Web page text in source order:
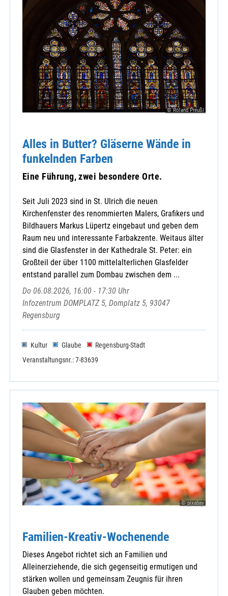
© Roland Preußl
Alles in Butter? Gläserne Wände in
funkelnden Farben
Eine Führung, zwei besondere Orte.
Seit Juli 2023 sind in St. Ulrich die neuen
Kirchenfenster des renommierten Malers, Grafikers und
Bildhauers Markus Lüpertz eingebaut und geben dem
Raum neu und interessante Farbakzente. Weitaus älter
sind die Glasfenster in der Kathedrale St. Peter: ein
Großteil der über 1100 mittelalterlichen Glasfelder
entstand parallel zum Dombau zwischen dem ...
Do 06.08.2026, 16:00 - 17:30 Uhr
Infozentrum DOMPLATZ 5, Domplatz 5, 93047
Regensburg
Kultur Glaube
Regensburg-Stadt
Veranstaltungsnr.: 7-83639
© pixabay
Familien-Kreativ-Wochenende
Dieses Angebot richtet sich an Familien und
Alleinerziehende, die sich gegenseitig ermutigen und
stärken wollen und gemeinsam Zeugnis für ihren
Glauben geben möchten.